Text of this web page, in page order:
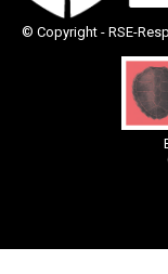
© Copyright - RSE-